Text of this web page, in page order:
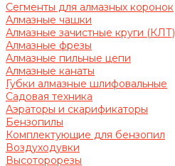
Сегменты для алмазных коронок
Алмазные чашки
Алмазные зачистные круги (КЛТ)
Алмазные фрезы
Алмазные пильные цепи
Алмазные канаты
Губки алмазные шлифовальные
Садовая техника
Аэраторы и скарификаторы
Бензопилы
Комплектующие для бензопил
Воздуходувки
Высоторорезы